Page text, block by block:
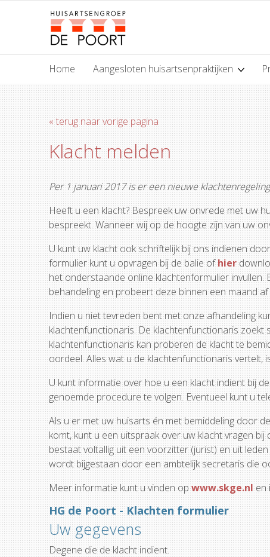
Home Aangesloten huisartsenpraktijken
« terug naar vorige pagina
Klacht melden
Per 1 januari 2017 is er een nieuwe
Heeft u een klacht? Bespreek uw onvrede met uw
bespreekt. Wanneer wij op de hoogte zijn van uw
U kunt uw klacht ook schriftelijk bij ons indienen
formulier kunt u opvragen bij de balie ofhier
het onderstaande online klachtenformulier invullen.
behandeling en probeert deze binnen een maand
Indien u niet tevreden bent met onze afhandeling
klachtenfunctionaris. De klachtenfunctionaris zoekt
klachtenfunctionaris kan proberen de klacht te
oordeel. Alles wat u de klachtenfunctionaris vertelt,
U kunt informatie over hoe u een klacht indient bij
genoemde procedure te volgen. Eventueel kunt u
Als u er met uw huisarts én met bemiddeling door
komt, kunt u een uitspraak over uw klacht vragen
bestaat voltallig uit een voorzitter (jurist) en uit
wordt bijgestaan door een ambtelijk secretaris die
Meer informatie kunt u vinden opwww.skge.nlen
HG de Poort - Klachten formulier
Uw gegevens
Degene die de klacht indient.